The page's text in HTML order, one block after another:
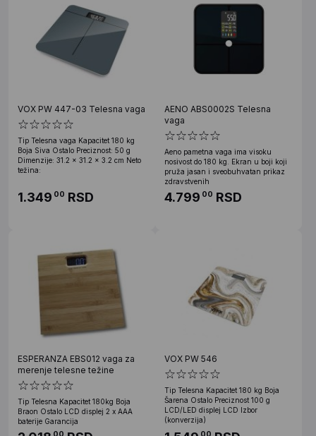
VOX PW 447-03 Telesna vaga
Tip Telesna vaga Kapacitet 180 kg
Boja Siva Ostalo Preciznost: 50 g
Dimenzije: 31.2 x 31.2 x 3.2 cm Neto
težina:
1.349 00 RSD
AENO ABS0002S Telesna
vaga
Aeno pametna vaga ima visoku
nosivost do 180 kg. Ekran u boji koji
pruža jasan i sveobuhvatan prikaz
zdravstvenih
4.799 00 RSD
ESPERANZA EBS012 vaga za
merenje telesne težine
Tip Telesna Kapacitet 180kg Boja
Braon Ostalo LCD displej 2 x AAA
baterije Garancija
VOX PW 546
Tip Telesna Kapacitet 180 kg Boja
Šarena Ostalo Preciznost 100 g
LCD/LED displej LCD Izbor
(konverzija)